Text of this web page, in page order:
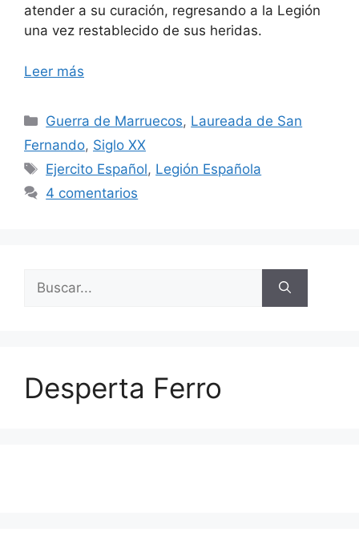
atender a su curación, regresando a la Legión
una vez restablecido de sus heridas.
Leer más
Categorías
Guerra de Marruecos, Laureada de San
Fernando, Siglo XX
Etiquetas
Ejercito Español, Legión Española
4 comentarios
Desperta Ferro